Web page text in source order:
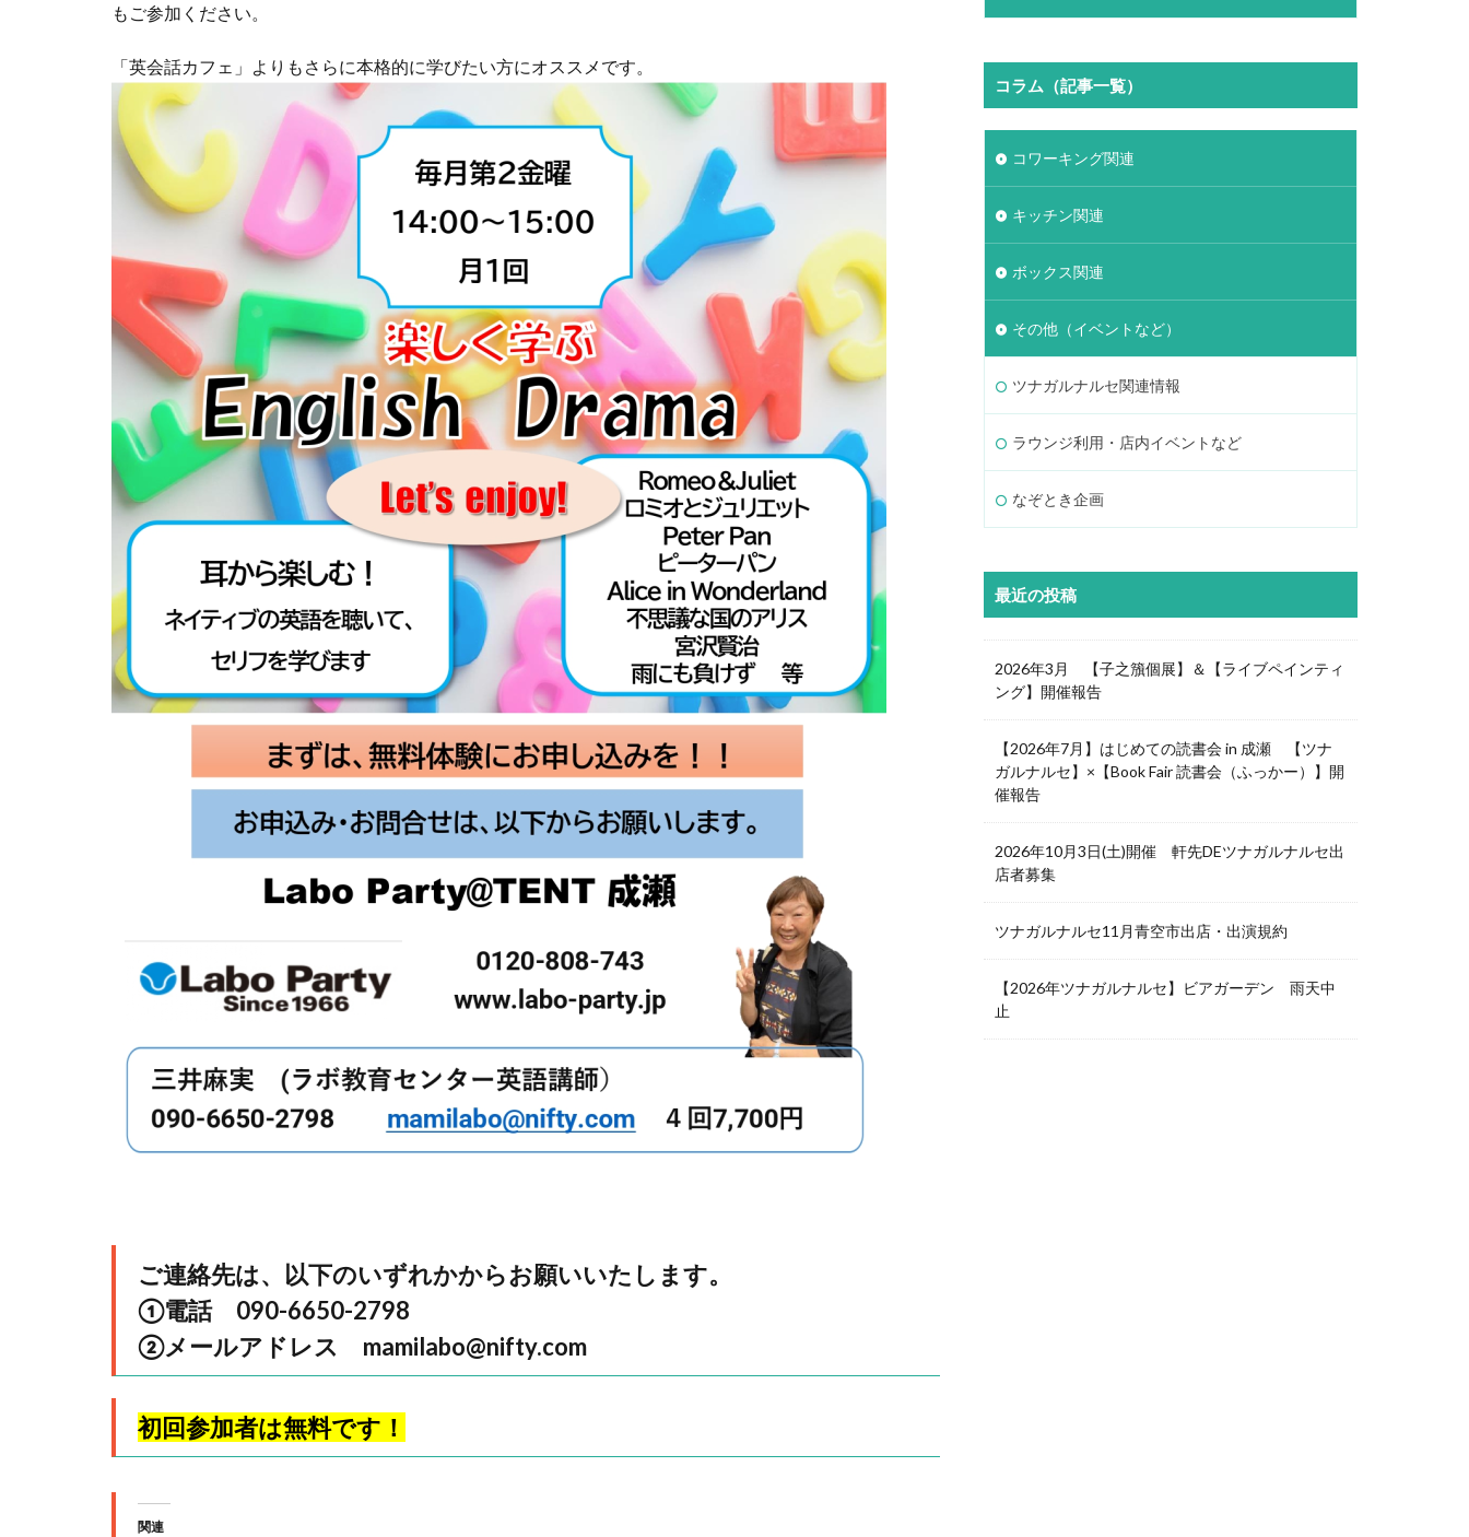
もご参加ください。
「英会話カフェ」よりもさらに本格的に学びたい方にオススメです。
ご連絡先は、以下のいずれかからお願いいたします。
①電話 090-6650-2798
②メールアドレス mamilabo@nifty.com
初回参加者は無料です！
関連
コラム（記事一覧）
コワーキング関連
キッチン関連
ボックス関連
その他（イベントなど）
ツナガルナルセ関連情報
ラウンジ利用・店内イベントなど
なぞとき企画
最近の投稿
2026年3月 【子之籏個展】＆【ライブペインティ
ング】開催報告
【2026年7月】はじめての読書会 in 成瀬 【ツナ
ガルナルセ】×【Book Fair 読書会（ふっかー）】開
催報告
2026年10月3日(土)開催 軒先DEツナガルナルセ出
店者募集
ツナガルナルセ11月青空市出店・出演規約
【2026年ツナガルナルセ】ビアガーデン 雨天中
止